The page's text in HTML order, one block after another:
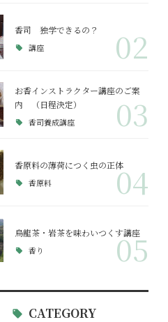
香司 独学できるの？
講座 02
お香インストラクター講座のご案
内 （日程決定）
香司養成講座 03
香原料の薄荷につく虫の正体
香原料 04
烏龍茶・岩茶を味わいつくす講座
香り 05
CATEGORY